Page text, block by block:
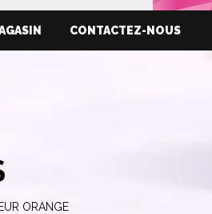
CONTACTEZ-NOUS
ORANGE